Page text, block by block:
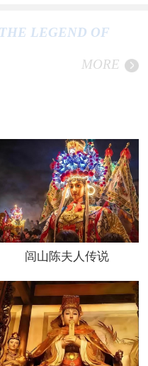
THE LEGEND OF
MORE
闾山陈夫人传说